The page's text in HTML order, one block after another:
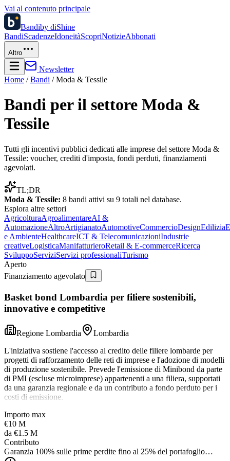
Vai al contenuto principale
Bandiby diShine
BandiScadenzeIdoneitàScopriNotizieAbbonati
Altro
Newsletter
Home /Bandi /Moda & Tessile
Bandi per il settore Moda &
Tessile
Tutti gli incentivi pubblici dedicati alle imprese del settore Moda &
Tessile: voucher, crediti d'imposta, fondi perduti, finanziamenti
agevolati.
TL;DR
Moda & Tessile: 8 bandi attivi su 9 totali nel database.
Esplora altre settori
AgricolturaAgroalimentareAI &
AutomazioneAltroArtigianatoAutomotiveCommercioDesignEdilizia
e AmbienteHealthcareICT & TelecomunicazioniIndustrie
creativeLogisticaManifatturieroRetail & E-commerceRicerca
SviluppoServiziServizi professionaliTurismo
Aperto
Finanziamento agevolato
Basket bond Lombardia per filiere sostenibili,
innovative e competitive
Regione Lombardia
Lombardia
L'iniziativa sostiene l'accesso al credito delle filiere lombarde per
progetti di rafforzamento delle reti di imprese e l'adozione di modelli
di produzione sostenibile. Prevede l'emissione di Minibond da parte
di PMI (escluse microimprese) appartenenti a una filiera, supportati
da una garanzia regionale e da un contributo a fondo perduto per i
costi di emissione.
Importo max
€10 M
da €1.5 M
Contributo
Garanzia 100% sulle prime perdite fino al 25% del portafoglio…